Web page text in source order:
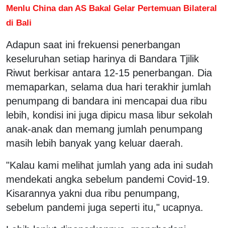
Menlu China dan AS Bakal Gelar Pertemuan Bilateral
di Bali
Adapun saat ini frekuensi penerbangan
keseluruhan setiap harinya di Bandara Tjilik
Riwut berkisar antara 12-15 penerbangan. Dia
memaparkan, selama dua hari terakhir jumlah
penumpang di bandara ini mencapai dua ribu
lebih, kondisi ini juga dipicu masa libur sekolah
anak-anak dan memang jumlah penumpang
masih lebih banyak yang keluar daerah.
"Kalau kami melihat jumlah yang ada ini sudah
mendekati angka sebelum pandemi Covid-19.
Kisarannya yakni dua ribu penumpang,
sebelum pandemi juga seperti itu," ucapnya.